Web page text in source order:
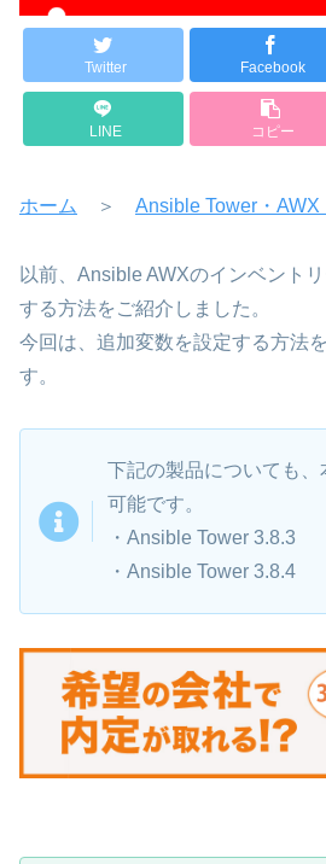
Twitter Facebook
LINE コピー
ホーム ＞ Ansible Tower・AWX
以前、Ansible AWXのインベント
する方法をご紹介しました。
今回は、追加変数を設定する方法
す。
下記の製品についても
可能です。
・Ansible Tower 3.8.3
・Ansible Tower 3.8.4